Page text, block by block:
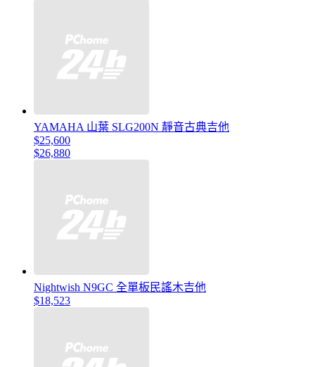
YAMAHA 山葉 SLG200N 靜音古典吉他
$25,600
$26,880
Nightwish N9GC 全單板民謠木吉他
$18,523